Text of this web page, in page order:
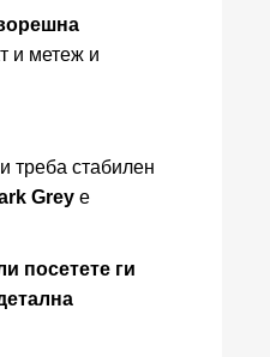
и метеж и
треба стабилен
Grey е
посетете ги